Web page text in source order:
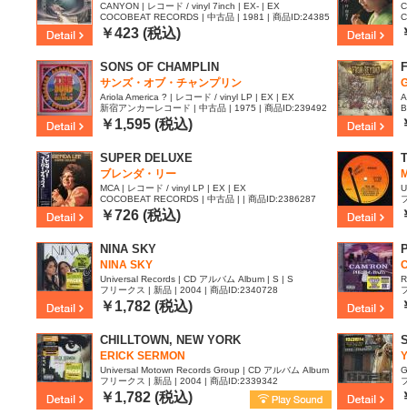
CANYON | レコード / vinyl 7inch | EX- | EX
COCOBEAT RECORDS | 中古品 | 1981 | 商品ID:24385
67
￥423 (税込)
SONS OF CHAMPLIN
サンズ・オブ・チャンプリン
Ariola America ? | レコード / vinyl LP | EX | EX
新宿アンカーレコード | 中古品 | 1975 | 商品ID:239492
5￥1,595 (税込)
SUPER DELUXE
ブレンダ・リー
MCA | レコード / vinyl LP | EX | EX
COCOBEAT RECORDS | 中古品 | | 商品ID:2386287
￥726 (税込)
NINA SKY
NINA SKY
Universal Records | CD アルバム Album | S | S
フリークス | 新品 | 2004 | 商品ID:2340728
￥1,782 (税込)
CHILLTOWN, NEW YORK
ERICK SERMON
Universal Motown Records Group | CD アルバム Album
| S | S
フリークス | 新品 | 2004 | 商品ID:2339342
￥1,782 (税込)